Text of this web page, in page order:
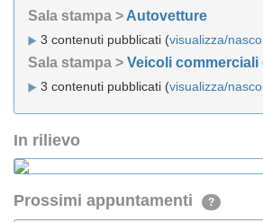
Sala stampa > Autovetture
3 contenuti pubblicati (visualizza/
Sala stampa > Veicoli
3 contenuti pubblicati (visualizza/
In rilievo
Prossimi appuntamenti ?